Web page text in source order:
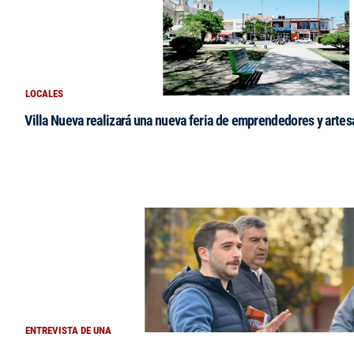
LOCALES
Villa Nueva realizará una nueva feria de emprendedores y
ENTREVISTA DE UNA